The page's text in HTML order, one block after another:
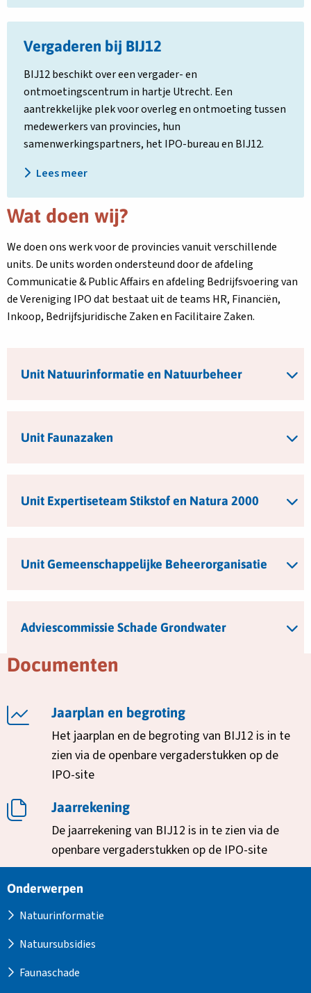
Vergaderen bij BIJ12
BIJ12 beschikt over een vergader- en
ontmoetingscentrum in hartje Utrecht. Een
aantrekkelijke plek voor overleg en ontmoeting tussen
medewerkers van provincies, hun
samenwerkingspartners, het IPO-bureau en BIJ12.
Lees meer
meer
Vergaderen
BIJ12
Wat doen wij?
We doen ons werk voor de provincies vanuit verschillende
units. De units worden ondersteund door de afdeling
Communicatie & Public Affairs en afdeling Bedrijfsvoering van
de Vereniging IPO dat bestaat uit de teams HR, Financiën,
Inkoop, Bedrijfsjuridische Zaken en Facilitaire Zaken.
Unit Natuurinformatie en Natuurbeheer
Unit Faunazaken
Unit Expertiseteam Stikstof en Natura 2000
Unit Gemeenschappelijke Beheerorganisatie
Adviescommissie Schade Grondwater
Documenten
Jaarplan en begroting
Het jaarplan en de begroting van BIJ12 is in te
zien via de openbare vergaderstukken op de
IPO-site
Lees
meer
Jaarrekening
De jaarrekening van BIJ12 is in te zien via de
openbare vergaderstukken op de IPO-site
Lees
meer
Site
Onderwerpen
Natuurinformatie
Natuursubsidies
Faunaschade